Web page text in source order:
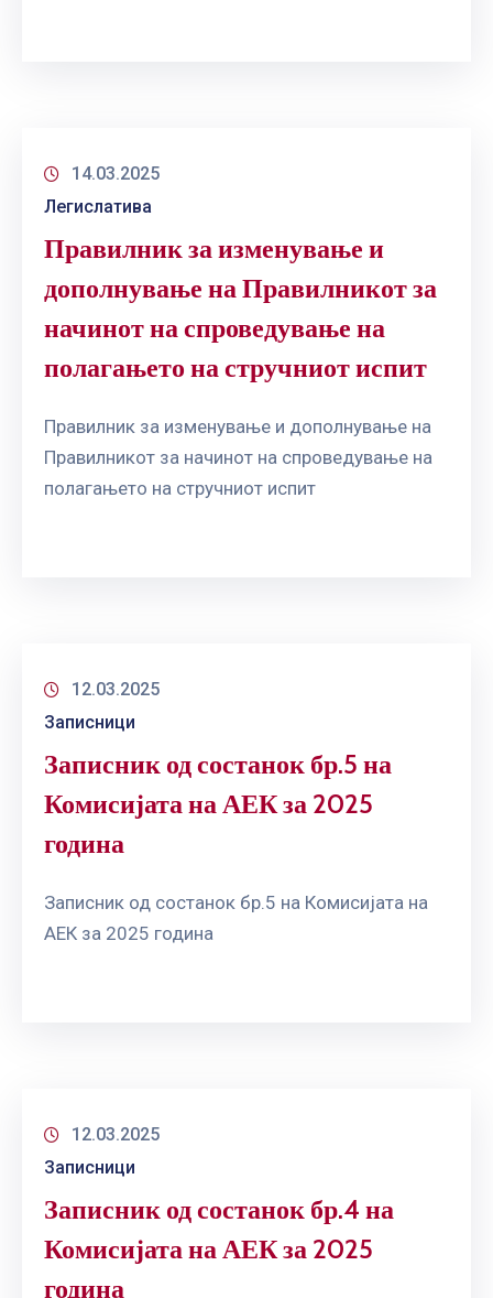
14.03.2025
Легислатива
Правилник за изменување и
дополнување на Правилникот за
начинот на спроведување на
полагањето на стручниот испит
Правилник за изменување и дополнување на
Правилникот за начинот на спроведување на
полагањето на стручниот испит
12.03.2025
Записници
Записник од состанок бр.5 на
Комисијата на АЕК за 2025
година
Записник од состанок бр.5 на Комисијата на
АЕК за 2025 година
12.03.2025
Записници
Записник од состанок бр.4 на
Комисијата на АЕК за 2025
година